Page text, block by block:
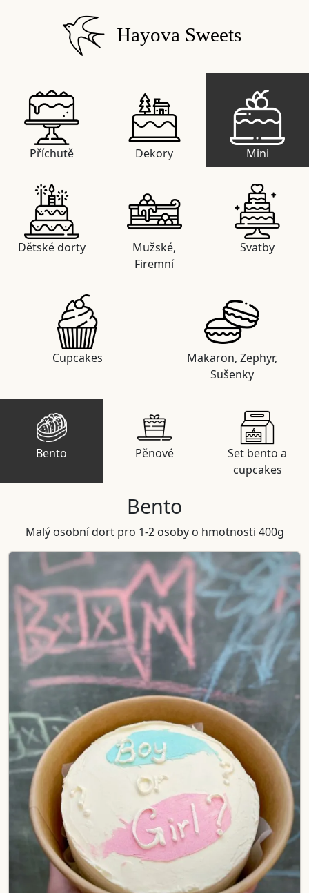
Hayova Sweets
Příchutě Dekory Mini
Dětské dorty
Mužské,
Firemní
Svatby
Cupcakes
Makaron, Zephyr,
Sušenky
Bento Pěnové
Set bento a
cupcakes
Bento
Malý osobní dort pro 1-2 osoby o hmotnosti 400g